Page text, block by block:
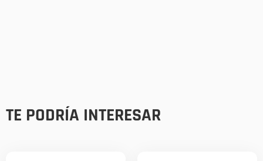
TE PODRÍA INTERESAR